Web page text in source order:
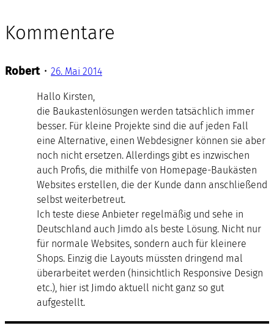
Kommentare
Robert • 26. Mai 2014
Hallo Kirsten,
die Baukastenlösungen werden tatsächlich immer
besser. Für kleine Projekte sind die auf jeden Fall
eine Alternative, einen Webdesigner können sie aber
noch nicht ersetzen. Allerdings gibt es inzwischen
auch Profis, die mithilfe von Homepage-Baukästen
Websites erstellen, die der Kunde dann anschließend
selbst weiterbetreut.
Ich teste diese Anbieter regelmäßig und sehe in
Deutschland auch Jimdo als beste Lösung. Nicht nur
für normale Websites, sondern auch für kleinere
Shops. Einzig die Layouts müssten dringend mal
überarbeitet werden (hinsichtlich Responsive Design
etc.), hier ist Jimdo aktuell nicht ganz so gut
aufgestellt.